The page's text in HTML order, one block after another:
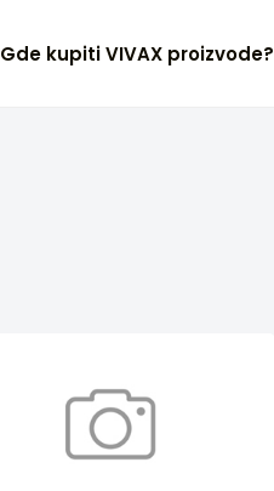
Gde kupiti VIVAX proizvode?